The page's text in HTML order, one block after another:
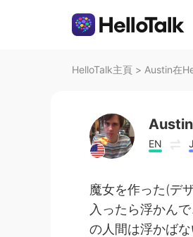
HelloTalk主頁 > Austin在
Austin
EN
魔女を作った(デ
入ったら浮かん
の人間は浮かば